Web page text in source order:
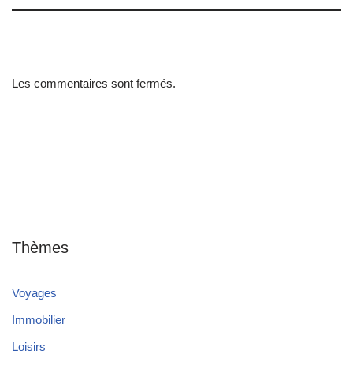
Les commentaires sont fermés.
Thèmes
Voyages
Immobilier
Loisirs